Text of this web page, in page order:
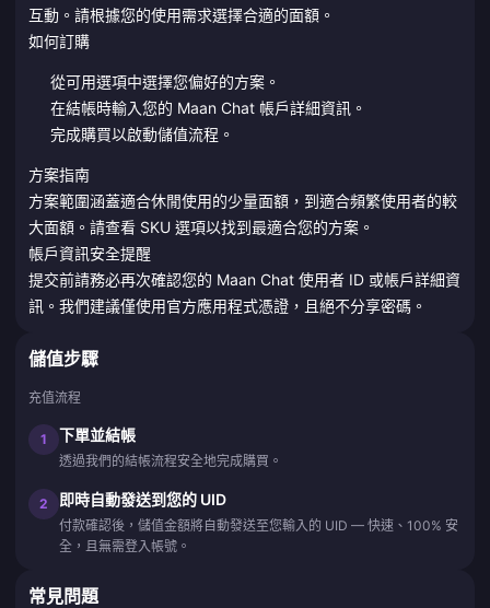
互動。請根據您的使用需求選擇合適的面額。
如何訂購
從可用選項中選擇您偏好的方案。
在結帳時輸入您的 Maan Chat 帳戶詳細資訊。
完成購買以啟動儲值流程。
方案指南
方案範圍涵蓋適合休閒使用的少量面額，到適合頻繁使用者的較
大面額。請查看 SKU 選項以找到最適合您的方案。
帳戶資訊安全提醒
提交前請務必再次確認您的 Maan Chat 使用者 ID 或帳戶詳細資
訊。我們建議僅使用官方應用程式憑證，且絕不分享密碼。
儲值步驟
充值流程
1 下單並結帳
透過我們的結帳流程安全地完成購買。
2 即時自動發送到您的 UID
付款確認後，儲值金額將自動發送至您輸入的 UID — 快速、100% 安
全，且無需登入帳號。
常見問題